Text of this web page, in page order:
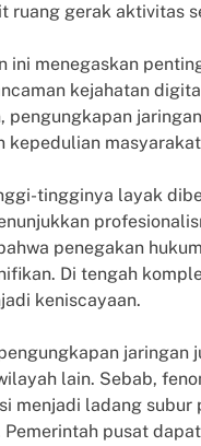
ruang gerak aktivitas
ini menegaskan
kejahatan
pengungkapan
kepedulian
tingginya layak
penegakan
Di tengah
keniscayaan.
jaringan
lain. Sebab,
menjadi ladang
Pemerintah pusat